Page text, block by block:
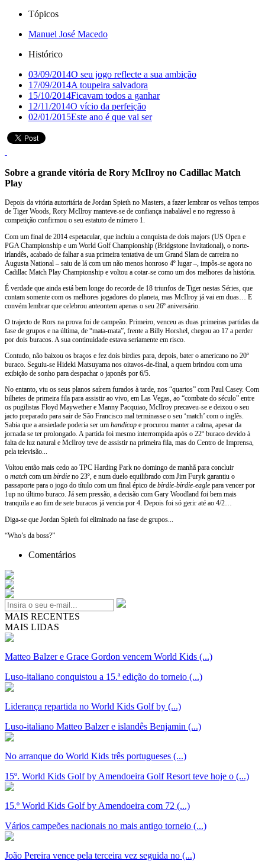
Tópicos
Manuel José Macedo
Histórico
03/09/2014O seu jogo reflecte a sua ambição
17/09/2014A toupeira salvadora
15/10/2014Ficavam todos a ganhar
12/11/2014O vício da perfeição
02/01/2015Este ano é que vai ser
Sobre a grande vitória de Rory McIlroy no Cadillac Match
Play
Depois da vitória autoritária de Jordan Spieth no Masters, a fazer lembrar os velhos tempos
de Tiger Woods, Rory McIlroy manteve-se de confiança inabalável e no regresso à
competição confirmou o seu estatuto de número 1.
Com um final de 2014 espetacular, que incluiu a conquista de dois majors (US Open e
PGA Championship e um World Golf Championship (Bridgstone Invitational), o norte-
irlandês, acabado de falhar a sua primeira tentativa de um Grand Slam de carreira no
Augusta National – saiu de lá com um não menos honroso 4º lugar –, impôs-se agora no
Cadillac Match Play Championship e voltou a cotar-se como um dos melhores da história.
É verdade que ainda está bem longe do recorde de 18 triunfos de Tiger nestas Séries, que
contam somente com os melhores jogadores do planeta, mas McIlroy já vai em duas… E
convém lembrar que celebrou anteontem apenas o seu 26º aniversário.
O trajecto de Rors na prova foi de campeão. Primeiro, venceu as duas primeiras partidas da
fase de grupos e na última, de “mata-mata”, frente a Billy Horshel, chegou ao 17 a perder
por dois buracos. A sua continuidade estava seriamente em risco.
Contudo, não baixou os braços e fez dois birdies para, depois, bater o americano no 20º
buraco. Seguiu-se Hideki Matsuyama nos oitavos-de-final, a quem brindou com uma
exibição de sonho para despachar o japonês por 6/5.
No entanto, viu os seus planos saírem furados à tarde, nos “quartos” com Paul Casey. Com
bilhetes de primeira fila para assistir ao vivo, em Las Vegas, ao “combate do século” entre
os pugilistas Floyd Maywether e Manny Pacquiao, McIlroy precaveu-se e deixou o seu
jacto preparado para sair de São Francisco mal terminasse o seu ‘match’ com o inglês.
Sabia que a ansiedade poderia ser um handicap e procurou manter a calma, apesar da
jornada se ter prolongado. A partida foi mesmo interrompida após o 22º buraco devido à
falta de luz natural e McIlroy teve de assistir na primeira fila, mas do Centro de Imprensa,
pela televisão...
Voltou então mais cedo ao TPC Harding Park no domingo de manhã para concluir
o match com um birdie no 23º, e num duelo equilibrado com Jim Furyk garantiu o
passaporte para o jogo do título com um final épico de birdie-birdie-eagle para vencer por
1up no último buraco. Já sem pressão, a decisão com Gary Woodland foi bem mais
tranquila e ao fim de sete buracos já vencia por 4. Depois foi só gerir até ao 4/2…
Diga-se que Jordan Spieth foi eliminado na fase de grupos...
“Who’s da boss?”
Comentários
MAIS RECENTES
MAIS LIDAS
Matteo Balzer e Grace Gordon vencem World Kids (...)
Luso-italiano conquistou a 15.ª edição do torneio (...)
Liderança repartida no World Kids Golf by (...)
Luso-italiano Matteo Balzer e islandês Benjamin (...)
No arranque do World Kids três portugueses (...)
15º. World Kids Golf by Amendoeira Golf Resort teve hoje o (...)
15.º World Kids Golf by Amendoeira com 72 (...)
Vários campeões nacionais no mais antigo torneio (...)
João Pereira vence pela terceira vez seguida no (...)